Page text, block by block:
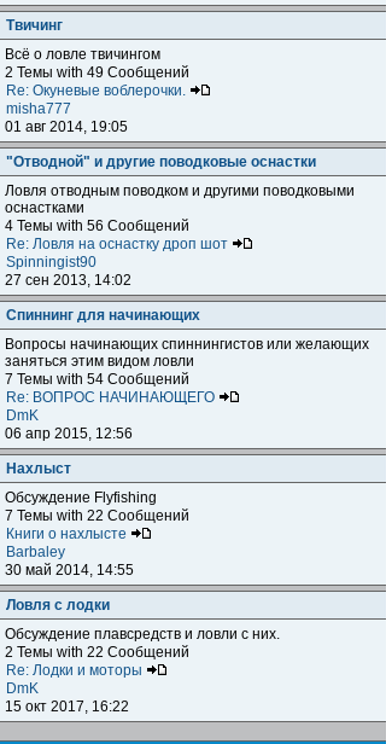
Твичинг
Всё о ловле твичингом
2 Темы with 49 Сообщений
Re: Окуневые воблерочки.
misha777
01 авг 2014, 19:05
"Отводной" и другие поводковые оснастки
Ловля отводным поводком и другими поводковыми
оснастками
4 Темы with 56 Сообщений
Re: Ловля на оснастку дроп шот
Spinningist90
27 сен 2013, 14:02
Спиннинг для начинающих
Вопросы начинающих спиннингистов или желающих
заняться этим видом ловли
7 Темы with 54 Сообщений
Re: ВОПРОС НАЧИНАЮЩЕГО
DmK
06 апр 2015, 12:56
Нахлыст
Обсуждение Flyfishing
7 Темы with 22 Сообщений
Книги о нахлысте
Barbaley
30 май 2014, 14:55
Ловля с лодки
Обсуждение плавсредств и ловли с них.
2 Темы with 22 Сообщений
Re: Лодки и моторы
DmK
15 окт 2017, 16:22